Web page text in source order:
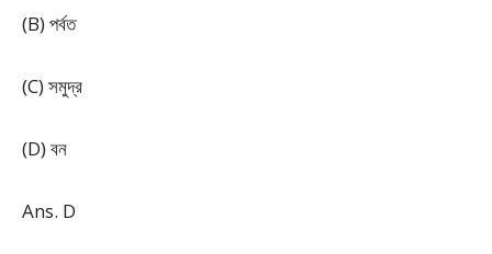
(B) পর্বত
(C) সমুদ্র
(D) বন
Ans. D